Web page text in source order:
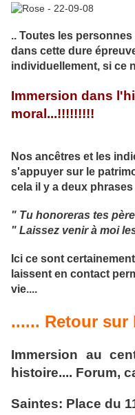
.. Toutes les
dans cette dure
individuellement, si ce
Immersion dans
moral...!!!!!!!!!
Nos ancêtres et les
s'appuyer sur le
cela il y a deux
" Tu honoreras tes
" Laissez venir à moi
Ici ce sont
laissent en contact
vie....
...... Retour sur
Immersion au
histoire.... Forum,
Saintes: Place du